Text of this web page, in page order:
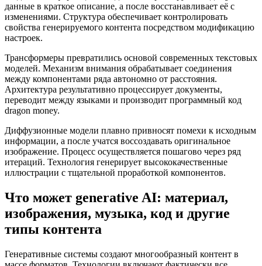
данные в краткое описание, а после восстанавливает её с
изменениями. Структура обеспечивает контролировать
свойства генерируемого контента посредством модификацию
настроек.
Трансформеры превратились основой современных текстовых
моделей. Механизм внимания обрабатывает соединения
между компонентами ряда автономно от расстояния.
Архитектура результативно процессирует документы,
переводит между языками и производит программный код
dragon money.
Диффузионные модели плавно привносят помехи к исходным
информации, а после учатся воссоздавать оригинальное
изображение. Процесс осуществляется пошагово через ряд
итераций. Технология генерирует высококачественные
иллюстрации с тщательной проработкой компонентов.
Что может generative AI: материал,
изображения, музыка, код и другие
типы контента
Генеративные системы создают многообразный контент в